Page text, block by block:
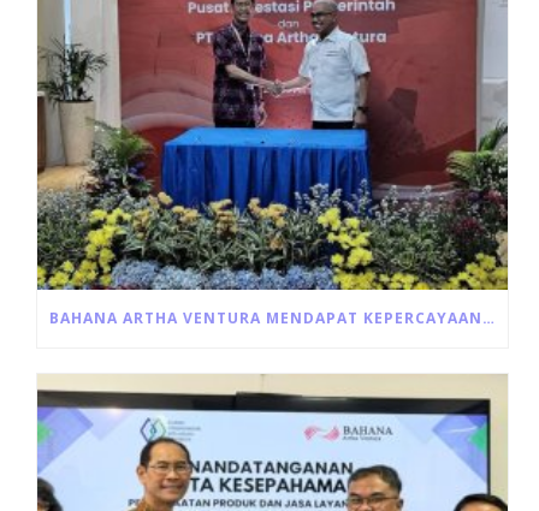
BAHANA ARTHA VENTURA MENDAPAT KEPERCAYAAN UNTUK PENYALURAN LANGSUNG PROGRAM ULTRA MIKRO DARI PEMERINTAH